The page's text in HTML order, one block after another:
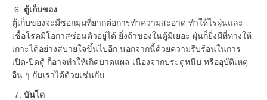
6. ตู้เก็บของ
ตู้เก็บของจะมีซอกมุมที่ยากต่อการทำความสะอาด ทำให้ไรฝุ่นและ
เชื้อโรคมีโอกาสซ่อนตัวอยู่ได้ ยิ่งถ้าของในตู้มีเยอะ ฝุ่นก็ยิ่งมีที่ทางให้
เกาะได้อย่างสบายใจขึ้นไปอีก นอกจากนี้ด้วยความรีบร้อนในการ
เปิด-ปิดตู้ ก็อาจทำให้เกิดบาดแผล เนื่องจากประตูหนีบ หรืออุบัติเหตุ
อื่น ๆ กับเราได้ด้วยเช่นกัน
7. บันได